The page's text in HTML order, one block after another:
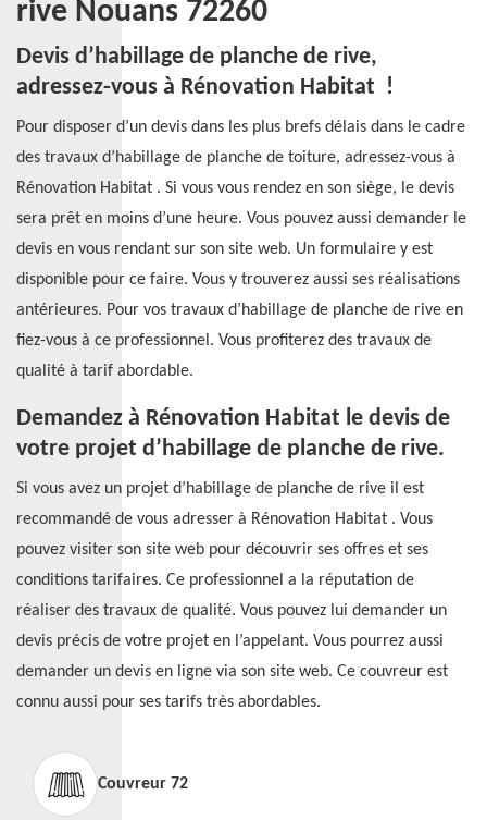
rive Nouans 72260
Devis d’habillage de planche de rive,
adressez-vous à Rénovation Habitat !
Pour disposer d’un devis dans les plus brefs délais dans le cadre
des travaux d’habillage de planche de toiture, adressez-vous à
Rénovation Habitat . Si vous vous rendez en son siège, le devis
sera prêt en moins d’une heure. Vous pouvez aussi demander le
devis en vous rendant sur son site web. Un formulaire y est
disponible pour ce faire. Vous y trouverez aussi ses réalisations
antérieures. Pour vos travaux d’habillage de planche de rive en
fiez-vous à ce professionnel. Vous profiterez des travaux de
qualité à tarif abordable.
Demandez à Rénovation Habitat le devis de
votre projet d’habillage de planche de rive.
Si vous avez un projet d’habillage de planche de rive il est
recommandé de vous adresser à Rénovation Habitat . Vous
pouvez visiter son site web pour découvrir ses offres et ses
conditions tarifaires. Ce professionnel a la réputation de
réaliser des travaux de qualité. Vous pouvez lui demander un
devis précis de votre projet en l’appelant. Vous pourrez aussi
demander un devis en ligne via son site web. Ce couvreur est
connu aussi pour ses tarifs très abordables.
Couvreur 72